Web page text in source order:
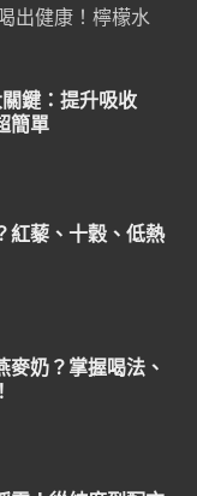
出健康！檸檬水
鍵：提升吸收
簡單
紅藜、十穀、低熱
麥奶？掌握喝法、